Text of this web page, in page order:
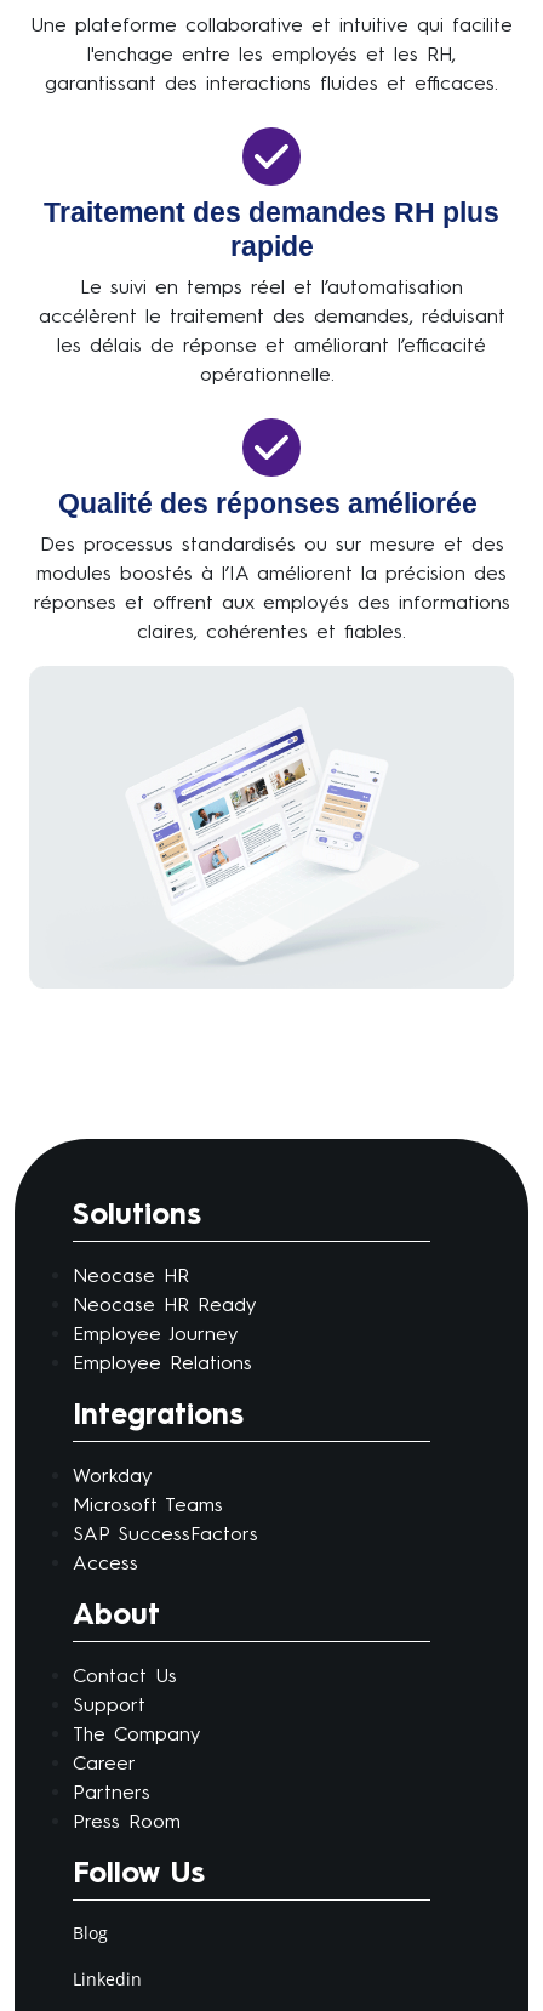
Une plateforme collaborative et intuitive qui facilite
l'enchage entre les employés et les RH,
garantissant des interactions fluides et efficaces.
Traitement des demandes RH plus
rapide
Le suivi en temps réel et l’automatisation
accélèrent le traitement des demandes, réduisant
les délais de réponse et améliorant l’efficacité
opérationnelle.
Qualité des réponses améliorée
Des processus standardisés ou sur mesure et des
modules boostés à l’IA améliorent la précision des
réponses et offrent aux employés des informations
claires, cohérentes et fiables.
Solutions
Neocase HR
Neocase HR Ready
Employee Journey
Employee Relations
Integrations
Workday
Microsoft Teams
SAP SuccessFactors
Access
About
Contact Us
Support
The Company
Career
Partners
Press Room
Follow Us
Blog
Linkedin